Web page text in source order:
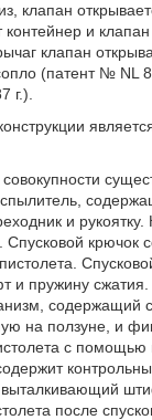
клапан
и
клапан
(патент № NL
г.).
и рукоятку.
Спусковой крючок
и пружину
содержащий
на ползуне, и
с помощью
выталкивающий
после